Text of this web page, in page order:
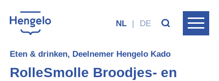
NL | DE
Eten & drinken, Deelnemer Hengelo Kado
RolleSmolle Broodjes- en